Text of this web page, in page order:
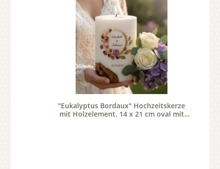
"Eukalyptus Bordaux" Hochzeitskerze
mit Holzelement. 14 x 21 cm oval mit